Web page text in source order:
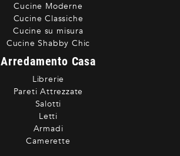
Cucine Moderne
Cucine Classiche
Cucine su misura
Cucine Shabby Chic
Arredamento Casa
Librerie
Pareti Attrezzate
Salotti
Letti
Armadi
Camerette